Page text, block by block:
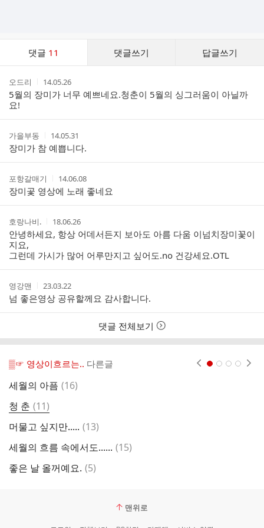
댓글 11 댓글쓰기 답글쓰기
트
작
성
자
오드리
작
성
시
14.05.26
5월의 장미가 너무 예쁘네요.청춘이 5월의 싱그러움이 아닐까
요!
작
성
자
가을부동
작
성
시
간
14.05.31
장미가 참 예쁩니다.
작
성
자
포항갈매기
작
성
시
간
14.06.08
장미곷 영상에 노래 좋네요
작
성
자
호랑나비.
작
성
시
간
18.06.26
안녕하세요, 항상 어데서든지 보아도 아름 다움 이넘치장미꽃이
지요,
그런데 가시가 많어 어루만지고 싶어도.no 건강세요.OTL
작
성
자
영강맨
작
성
시
간
23.03.22
넘 좋은영상 공유할께요 감사합니다.
댓글 전체보기
▒☞ 영상이흐르는.. 다른글
세월의 아픔 댓
(16)
청 춘 댓
글
(11)
머물고 싶지만..... 댓
(13)
세월의 흐름 속에서도...... 댓
(15)
좋은 날 올꺼예요. 댓
(5)
맨위로